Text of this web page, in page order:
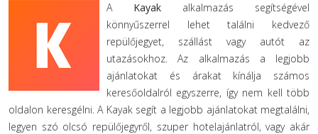
A Kayak alkalmazás segítségével
könnyűszerrel lehet találni kedvező
repülőjegyet, szállást vagy autót az
utazásokhoz. Az alkalmazás a legjobb
ajánlatokat és árakat kínálja számos
keresőoldalról egyszerre, így nem kell több
oldalon keresgélni. A Kayak segít a legjobb ajánlatokat megtalálni,
legyen szó olcsó repülőjegyről, szuper hotelajánlatról, vagy akár